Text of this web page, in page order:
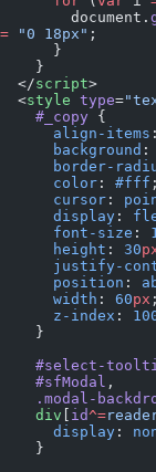
        document.
= "0 18px" ;
      }
    }
  </
script>
  <
style type=
    #_copy
{
      align-items
      background
:
border-
      color
: #fff ;
      cursor
:
      display
:
      font-size
:
      height
: 30
justify-
      position
:
      width
: 60px ;
      z-index
:
    }
#select-
    #sfModal
,
.modal-
    div
id^=
      display
:
    }